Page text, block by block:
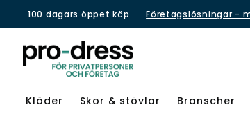
100 dagars öppet köp Företagslösningar -
Kläder Skor & stövlar Branscher